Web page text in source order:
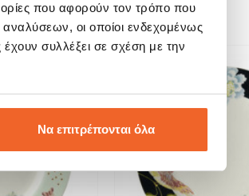
που αφορούν τον τρόπο που
οι οποίοι ενδεχομένως
συλλέξει σε σχέση με την
Να επιτρέπονται όλα